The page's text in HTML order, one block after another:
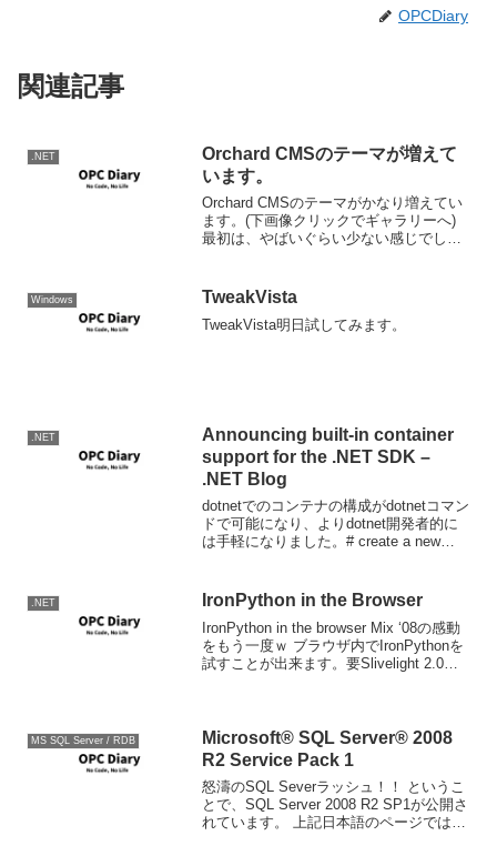
OPCDiary
関連記事
.NET
Orchard CMSのテーマが増えて
います。
Orchard CMSのテーマがかなり増えてい
ます。(下画像クリックでギャラリーへ)
最初は、やばいぐらい少ない感じでした
方もテーマを変えてみました。
Windows TweakVista
TweakVista明日試してみます。
.NET
Announcing built-in container
support for the .NET SDK –
.NET Blog
dotnetでのコンテナの構成がdotnetコマン
ドで可能になり、よりdotnet開発者的に
は手軽になりました。# create a new
.NET IronPython in the Browser
IronPython in the browser Mix ‘08の感動
をもう一度ｗ ブラウザ内でIronPythonを
試すことが出来ます。要Slivelight 2.0。
MS SQL Server / RDB
Microsoft® SQL Server® 2008
R2 Service Pack 1
怒濤のSQL Severラッシュ！！ というこ
とで、SQL Server 2008 R2 SP1が公開さ
れています。 上記日本語のページでは